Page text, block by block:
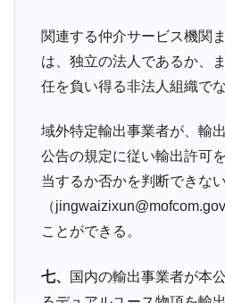
関連する仲介サービス機関
は、独立の法人であるか、
任を負い得る非法人組織で
域外特定輸出事業者が、輸
公告の規定に従い輸出許可
当するか否かを判断できな
（
ことができる。
七、
国内の輸出事業者が本